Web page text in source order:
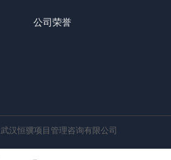
公司荣誉
武汉恒骥项目管理咨询有限公司